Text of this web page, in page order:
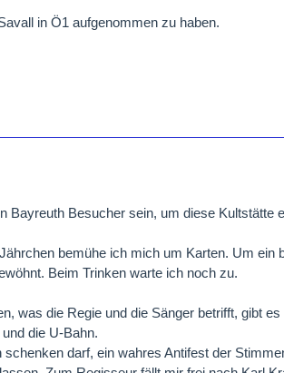
in Ö1 aufgenommen zu haben.
Bayreuth Besucher sein, um diese Kultstätte
bemühe ich mich um Karten. Um ein
Beim Trinken warte ich noch zu.
was die Regie und die Sänger betrifft, gibt
die U-Bahn.
darf, ein wahres Antifest der